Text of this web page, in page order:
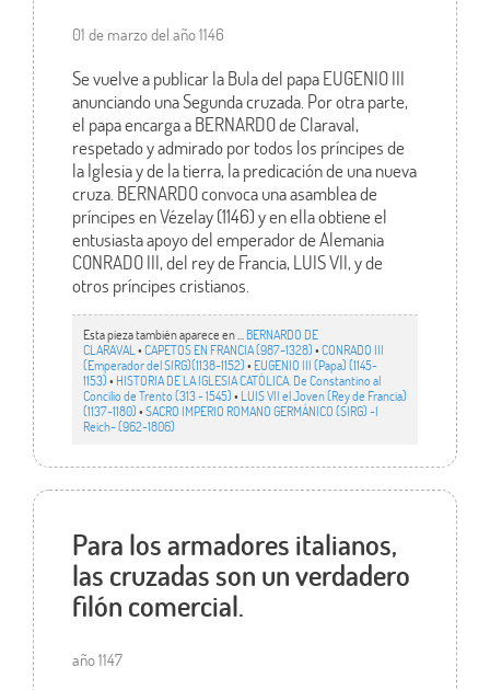
01 de marzo del año 1146
Se vuelve a publicar la Bula del papa EUGENIO III
anunciando una Segunda cruzada. Por otra parte,
el papa encarga a BERNARDO de Claraval,
respetado y admirado por todos los príncipes de
la Iglesia y de la tierra, la predicación de una nueva
cruza. BERNARDO convoca una asamblea de
príncipes en Vézelay (1146) y en ella obtiene el
entusiasta apoyo del emperador de Alemania
CONRADO III, del rey de Francia, LUIS VII, y de
otros príncipes cristianos.
Esta pieza también aparece en ...BERNARDO DE
CLARAVAL•CAPETOS EN FRANCIA (987-1328)•CONRADO III
(Emperador del SIRG)(1138-1152)• EUGENIO III (Papa) (1145-
1153)• HISTORIA DE LA IGLESIA CATÓLICA. De Constantino al
Concilio de Trento (313 - 1545)• LUIS VII el Joven (Rey de Francia)
(1137-1180)•SACRO IMPERIO ROMANO GERMÁNICO (SIRG) -I
Reich- (962-1806)
Para los armadores italianos,
las cruzadas son un verdadero
filón comercial.
año 1147